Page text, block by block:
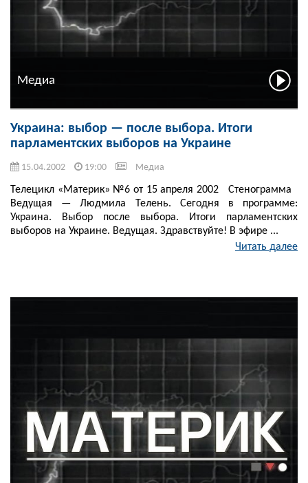
Медиа
Украина: выбор — после выбора. Итоги
парламентских выборов на Украине
15.04.2002 19:00 Медиа
Телецикл «Материк» №6 от 15 апреля 2002 Стенограмма
Ведущая — Людмила Телень. Сегодня в программе:
Украина. Выбор после выбора. Итоги парламентских
выборов на Украине. Ведущая. Здравствуйте! В эфире ...
Читать далее